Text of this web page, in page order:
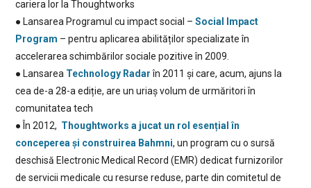
cariera lor la Thoughtworks
● Lansarea Programul cu impact social – Social Impact
Program – pentru aplicarea abilităților specializate în
accelerarea schimbărilor sociale pozitive în 2009.
● Lansarea Technology Radarîn 2011 și care, acum, ajuns la
cea de-a 28-a ediție, are un uriaș volum de urmăritori în
comunitatea tech
● În 2012, Thoughtworks a jucat un rol esențial în
conceperea și construirea Bahmni, un program cu o sursă
deschisă Electronic Medical Record (EMR) dedicat furnizorilor
de servicii medicale cu resurse reduse, parte din comitetul de